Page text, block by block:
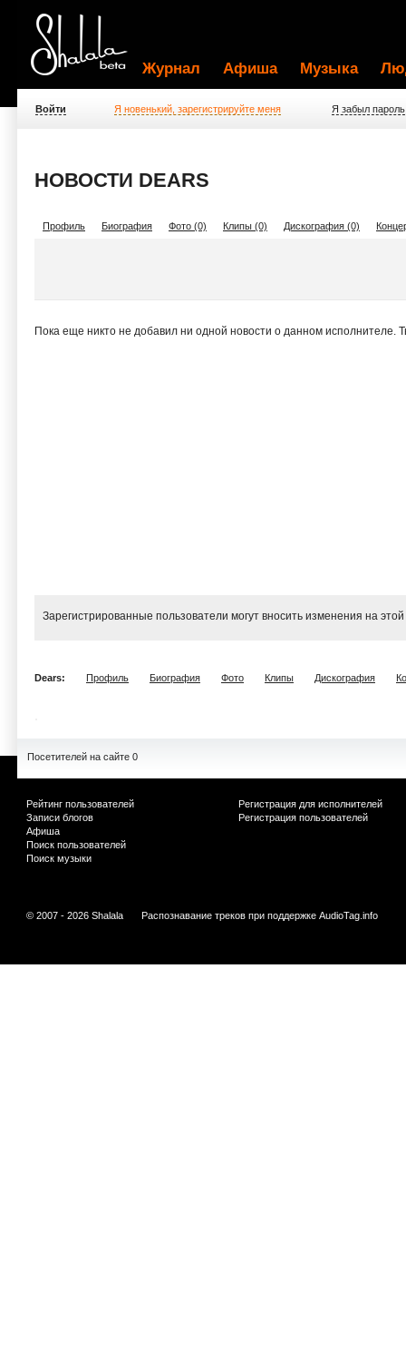
Журнал Афиша Музыка
Войти Я новенький, зарегистрируйте меня Я забыл пароль
НОВОСТИ DEARS
Профиль Биография Фото (0) Клипы (0) Дискография (0)
Пока еще никто не добавил ни одной новости о данном
Зарегистрированные пользователи могут вносить изменения на
Dears: Профиль Биография Фото Клипы Дискография
Посетителей на сайте 0
Рейтинг пользователей
Записи блогов
Афиша
Поиск пользователей
Поиск музыки
Регистрация для исполнителей
Регистрация пользователей
© 2007 - 2026 Shalala Распознавание треков при поддержке AudioTag.info